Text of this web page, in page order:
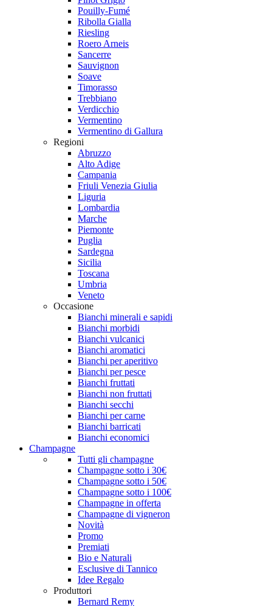
Pouilly-Fumé
Ribolla Gialla
Riesling
Roero Arneis
Sancerre
Sauvignon
Soave
Timorasso
Trebbiano
Verdicchio
Vermentino
Vermentino di Gallura
Regioni
Abruzzo
Alto Adige
Campania
Friuli Venezia Giulia
Liguria
Lombardia
Marche
Piemonte
Puglia
Sardegna
Sicilia
Toscana
Umbria
Veneto
Occasione
Bianchi minerali e sapidi
Bianchi morbidi
Bianchi vulcanici
Bianchi aromatici
Bianchi per aperitivo
Bianchi per pesce
Bianchi fruttati
Bianchi non fruttati
Bianchi secchi
Bianchi per carne
Bianchi barricati
Bianchi economici
Champagne
Tutti gli champagne
Champagne sotto i 30€
Champagne sotto i 50€
Champagne sotto i 100€
Champagne in offerta
Champagne di vigneron
Novità
Promo
Premiati
Bio e Naturali
Esclusive di Tannico
Idee Regalo
Produttori
Bernard Remy